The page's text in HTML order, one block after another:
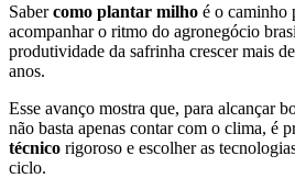
Sabercomo plantar milho é o caminho
acompanhar o ritmo do agronegócio
produtividade da safrinha crescer mais
anos.
Esse avanço mostra que, para alcançar
não basta apenas contar com o clima, é
técnico rigoroso e escolher as
ciclo.